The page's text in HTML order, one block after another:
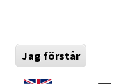
Jag förstår